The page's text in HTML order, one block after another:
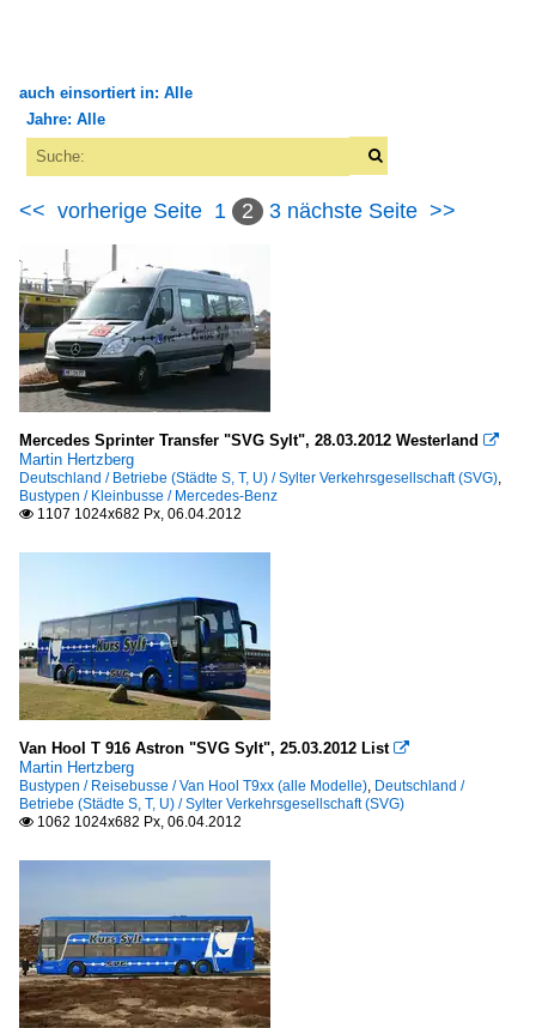
auch einsortiert in: Alle
Alle Kategorien
Bustypen
Borgward
Kleinbusse
Reisebusse
Mercedes-Benz Tourismo
Van Hool T9xx (alle Modelle)
Mercedes-Benz O 405 N (Niederflur-Stadtversion)
Mercedes-Benz O 530 I (Citaro)
Mercedes-Benz O 530 II (Citaro Facelift)
Mercedes-Benz O 530 III (Citaro 2. Generation)
Van Hool A 300-Reihe (alle Untertypen)
Jahre: Alle
2007
2008
2009
2010
2010
2011
2014
2018
2020
2022
2024
2026
<< vorherige Seite 1 2 3 nächste Seite >>
Mercedes Sprinter Transfer "SVG Sylt", 28.03.2012 Westerland 
Martin Hertzberg
Deutschland / Betriebe (Städte S, T, U) / Sylter Verkehrsgesellschaft (SVG),
Bustypen / Kleinbusse / Mercedes-Benz
 1107 1024x682 Px, 06.04.2012
Van Hool T 916 Astron "SVG Sylt", 25.03.2012 List 
Martin Hertzberg
Bustypen / Reisebusse / Van Hool T9xx (alle Modelle), Deutschland /
Betriebe (Städte S, T, U) / Sylter Verkehrsgesellschaft (SVG)
 1062 1024x682 Px, 06.04.2012